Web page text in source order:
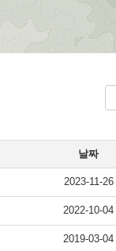
날짜
2023-11-26
2022-10-04
2019-03-04